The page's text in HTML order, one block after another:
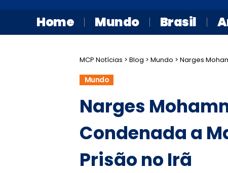
Home Mundo Brasil
MCP Notícias > Blog > Mundo > Narges
Mundo
Narges
Condenada a
Prisão no Irã